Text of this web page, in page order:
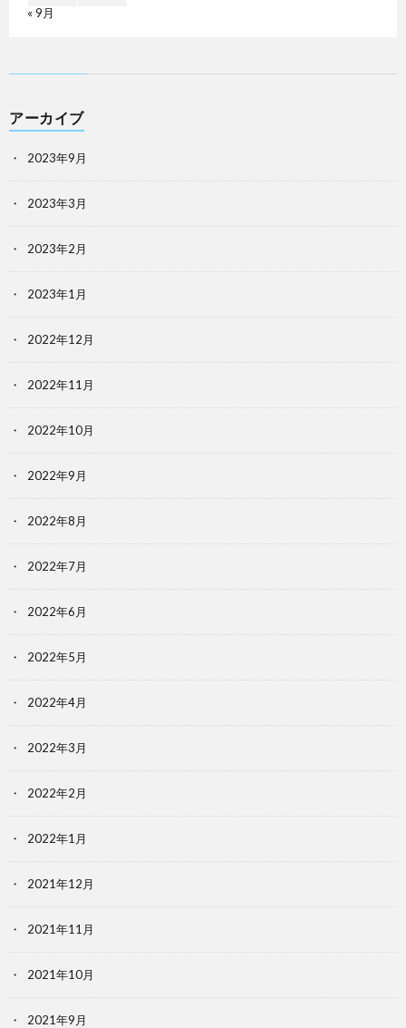
« 9月
アーカイブ
2023年9月
2023年3月
2023年2月
2023年1月
2022年12月
2022年11月
2022年10月
2022年9月
2022年8月
2022年7月
2022年6月
2022年5月
2022年4月
2022年3月
2022年2月
2022年1月
2021年12月
2021年11月
2021年10月
2021年9月